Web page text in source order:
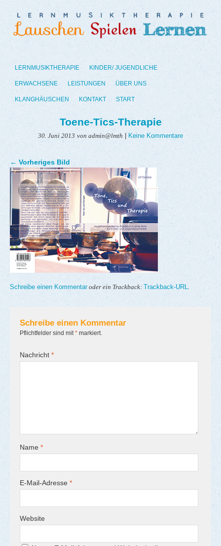
LERNMUSIKTHERAPIE KINDER/ JUGENDLICHE
ERWACHSENE LEISTUNGEN ÜBER UNS
KLANGHÄUSCHEN KONTAKT START
Toene-Tics-Therapie
30. Juni 2013 von admin@lmth Keine Kommentare
← Vorheriges Bild
Schreibe einen Kommentaroder ein Trackback: Trackback-URL.
Schreibe einen Kommentar
Pflichtfelder sind mit * markiert.
Nachricht *
Name *
E-Mail-Adresse *
Website